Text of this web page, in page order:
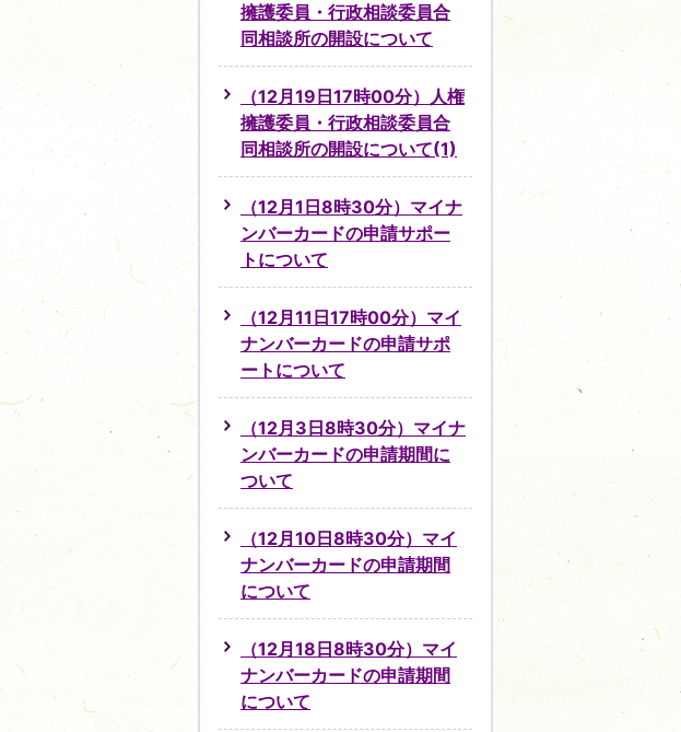
擁護委員・行政相談委員合
同相談所の開設について
（12月19日17時00分）人権
擁護委員・行政相談委員合
同相談所の開設について(1)
（12月1日8時30分）マイナ
ンバーカードの申請サポー
トについて
（12月11日17時00分）マイ
ナンバーカードの申請サポ
ートについて
（12月3日8時30分）マイナ
ンバーカードの申請期間に
ついて
（12月10日8時30分）マイ
ナンバーカードの申請期間
について
（12月18日8時30分）マイ
ナンバーカードの申請期間
について